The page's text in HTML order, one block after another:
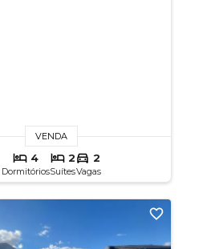
VENDA
4
Dormitórios
2
Suítes
2
Vagas